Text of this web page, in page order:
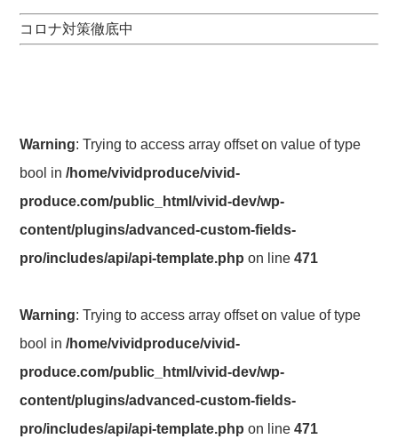
コロナ対策徹底中
Warning: Trying to access array offset on value of type
bool in/home/vividproduce/vivid-
produce.com/public_html/vivid-dev/wp-
content/plugins/advanced-custom-fields-
pro/includes/api/api-template.php on line471
Warning: Trying to access array offset on value of type
bool in/home/vividproduce/vivid-
produce.com/public_html/vivid-dev/wp-
content/plugins/advanced-custom-fields-
pro/includes/api/api-template.php on line471